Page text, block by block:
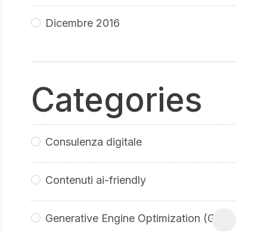
Dicembre 2016
Categories
Consulenza digitale
Contenuti ai-friendly
Generative Engine Optimization (GEO